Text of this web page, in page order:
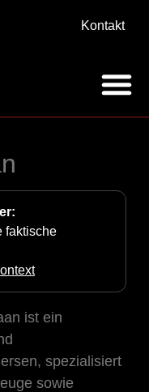
Kontakt
faktische
ist ein
spezialisiert
sowie